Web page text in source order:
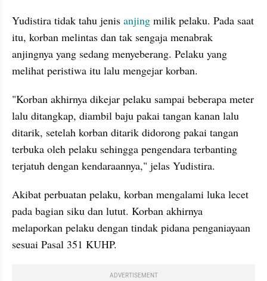
Yudistira tidak tahu jenis anjing milik pelaku. Pada saat
itu, korban melintas dan tak sengaja menabrak
anjingnya yang sedang menyeberang. Pelaku yang
melihat peristiwa itu lalu mengejar korban.
"Korban akhirnya dikejar pelaku sampai beberapa meter
lalu ditangkap, diambil baju pakai tangan kanan lalu
ditarik, setelah korban ditarik didorong pakai tangan
terbuka oleh pelaku sehingga pengendara terbanting
terjatuh dengan kendaraannya," jelas Yudistira.
Akibat perbuatan pelaku, korban mengalami luka lecet
pada bagian siku dan lutut. Korban akhirnya
melaporkan pelaku dengan tindak pidana penganiayaan
sesuai Pasal 351 KUHP.
ADVERTISEMENT